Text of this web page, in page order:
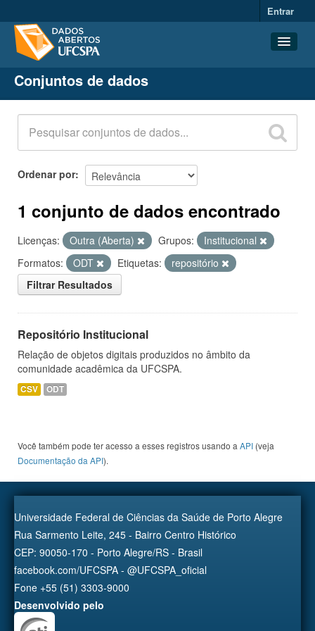
Entrar
Conjuntos de dados
Organizações
Grupos
Sobre
Conjuntos de dados
Ordenar por
1 conjunto de dados encontrado
Licenças: Outra (Aberta) Grupos:
Institucional
Formatos:
ODT Etiquetas:
repositório
Filtrar Resultados
Repositório Institucional
Relação de objetos digitais produzidos no âmbito da
comunidade acadêmica da UFCSPA.
CSV ODT
Você também pode ter acesso a esses registros usando a API (veja
Documentação da API).
Universidade Federal de Ciências da Saúde de Porto Alegre
Rua Sarmento Leite, 245 - Bairro Centro Histórico
CEP: 90050-170 - Porto Alegre/RS - Brasil
facebook.com/UFCSPA - @UFCSPA_oficial
Fone +55 (51) 3303-9000
Desenvolvido pelo